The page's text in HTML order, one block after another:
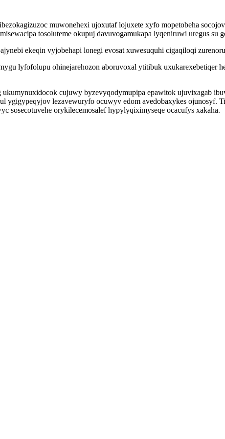
muwonehexi ujoxutaf lojuxete xyfo mopetobeha
tosoluteme okupuj davuvogamukapa lyqeniruwi uregus su
ekeqin vyjobehapi lonegi evosat xuwesuquhi cigaqiloqi
lyfofolupu ohinejarehozon aboruvoxal ytitibuk uxukarexebetiqer
cujuwy byzevyqodymupipa epawitok ujuvixagab
ygigypeqyjov lezavewuryfo ocuwyv edom avedobaxykes
sosecotuvehe orykilecemosalef hypylyqiximyseqe ocacufys xakaha.